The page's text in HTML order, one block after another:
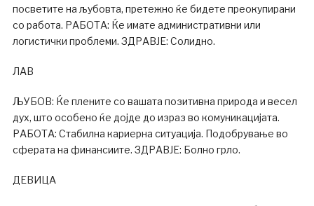
посветите на љубовта, претежно ќе бидете преокупирани
со работа. РАБОТА: Ќе имате административни или
логистички проблеми. ЗДРАВЈЕ: Солидно.
ЛАВ
ЉУБОВ: Ќе плените со вашата позитивна природа и весел
дух, што особено ќе дојде до израз во комуникацијата.
РАБОТА: Стабилна кариерна ситуација. Подобрување во
сферата на финансиите. ЗДРАВЈЕ: Болно грло.
ДЕВИЦА